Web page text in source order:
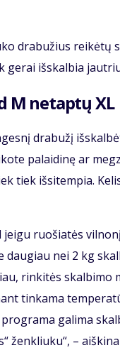
drabužius reikėtų
gerai išskalbia
M netaptų XL
drabužį
palaidinę ar
tiek išsitempia.
jeigu ruošiatės
daugiau nei 2 kg
rinkitės skalbimo
tinkama
galima
ženkliuku“, – aiškina